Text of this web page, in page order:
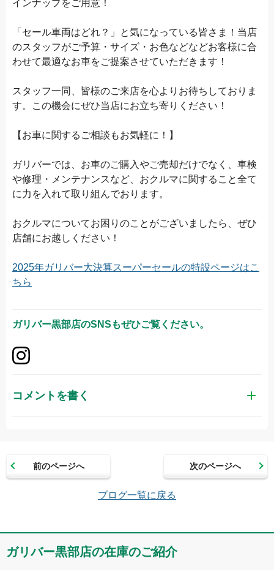
インナップをご用意！
「セール車両はどれ？」と気になっている皆さま！当店
のスタッフがご予算・サイズ・お色などなどお客様に合
わせて最適なお車をご提案させていただきます！
スタッフ一同、皆様のご来店を心よりお待ちしておりま
す。この機会にぜひ当店にお立ち寄りください！
【お車に関するご相談もお気軽に！】
ガリバーでは、お車のご購入やご売却だけでなく、車検
や修理・メンテナンスなど、おクルマに関すること全て
に力を入れて取り組んでおります。
おクルマについてお困りのことがございましたら、ぜひ
店舗にお越しください！
2025年ガリバー大決算スーパーセールの特設ページはこ
ちら
ガリバー黒部店のSNSもぜひご覧ください。
コメントを書く
メールアドレス（半角英数）
コメント
前のページへ 次のページへ
ブログ一覧に戻る
ガリバー黒部店の在庫のご紹介